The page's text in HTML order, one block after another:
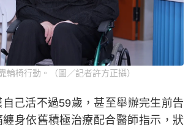
輪椅行動。（圖／記者許方正攝）
己活不過59歲，甚至舉辦完生前告
身依舊積極治療配合醫師指示，狀